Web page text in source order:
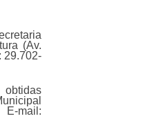
(Av.
29.702-
mail: